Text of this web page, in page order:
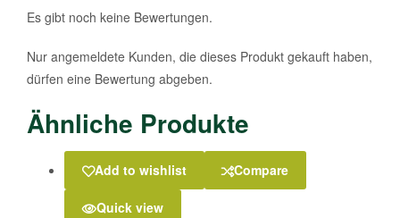
Es gibt noch keine Bewertungen.
Nur angemeldete Kunden, die dieses Produkt gekauft haben,
dürfen eine Bewertung abgeben.
Ähnliche Produkte
Add to wishlist Compare
Quick view